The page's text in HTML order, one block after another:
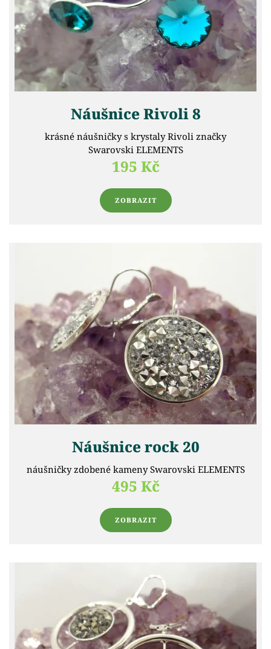
Náušnice Rivoli 8
krásné náušničky s krystaly Rivoli značky
Swarovski ELEMENTS
195 Kč
ZOBRAZIT
Náušnice rock 20
náušničky zdobené kameny Swarovski ELEMENTS
495 Kč
ZOBRAZIT